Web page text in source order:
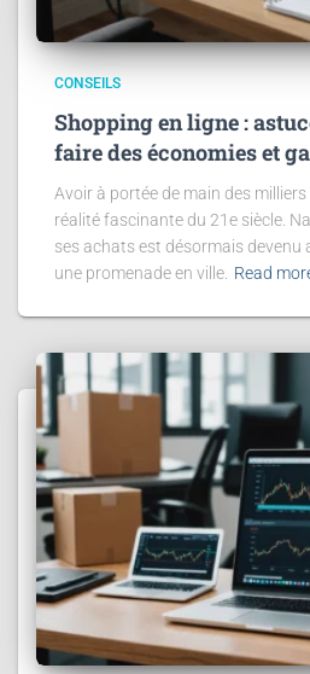
CONSEILS
Shopping en ligne :
faire des économies et
Avoir à portée de main des
réalité fascinante du 21e siècle.
ses achats est désormais devenu
une promenade en ville. Read